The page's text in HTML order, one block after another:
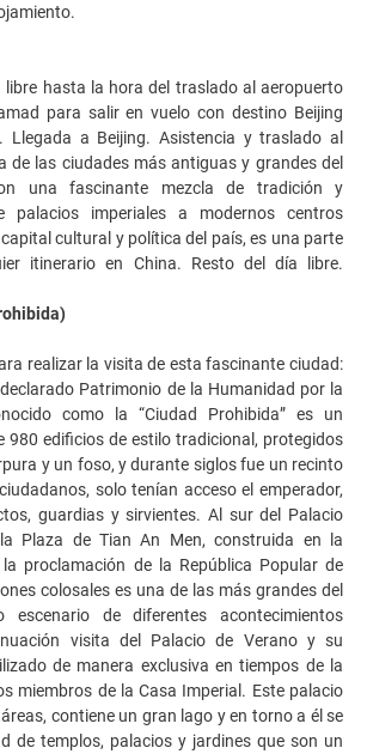
libre hasta la hora del traslado al aeropuerto
para salir en vuelo con destino Beijing
Llegada a Beijing. Asistencia y traslado al
de las ciudades más antiguas y grandes del
una fascinante mezcla de tradición y
palacios imperiales a modernos centros
cultural y política del país, es una parte
itinerario en China. Resto del día libre.
realizar la visita de esta fascinante ciudad:
Patrimonio de la Humanidad por la
como la “Ciudad Prohibida” es un
980 edificios de estilo tradicional, protegidos
y un foso, y durante siglos fue un recinto
solo tenían acceso el emperador,
guardias y sirvientes. Al sur del Palacio
Plaza de Tian An Men, construida en la
proclamación de la República Popular de
colosales es una de las más grandes del
de diferentes acontecimientos
visita del Palacio de Verano y su
de manera exclusiva en tiempos de la
miembros de la Casa Imperial. Este palacio
contiene un gran lago y en torno a él se
de templos, palacios y jardines que son un